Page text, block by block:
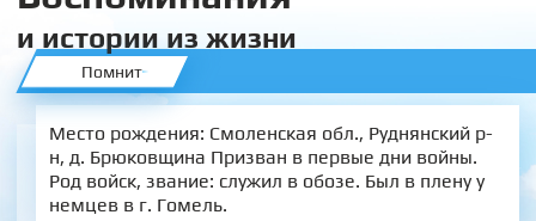
и истории из жизни
Помнит
Место рождения: Смоленская обл., Руднянский р-
н, д. Брюковщина Призван в первые дни войны.
Род войск, звание: служил в обозе. Был в плену у
немцев в г. Гомель.